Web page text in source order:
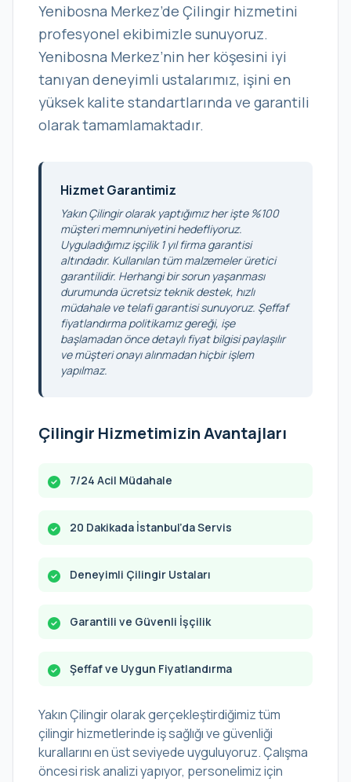
Yenibosna Merkez’de Çilingir hizmetini
profesyonel ekibimizle sunuyoruz.
Yenibosna Merkez’nin her köşesini iyi
tanıyan deneyimli ustalarımız, işini en
yüksek kalite standartlarında ve garantili
olarak tamamlamaktadır.
Hizmet Garantimiz
Yakın Çilingir olarak yaptığımız her işte %100
müşteri memnuniyetini hedefliyoruz.
Uyguladığımız işçilik 1 yıl firma garantisi
altındadır. Kullanılan tüm malzemeler üretici
garantilidir. Herhangi bir sorun yaşanması
durumunda ücretsiz teknik destek, hızlı
müdahale ve telafi garantisi sunuyoruz. Şeffaf
fiyatlandırma politikamız gereği, işe
başlamadan önce detaylı fiyat bilgisi paylaşılır
ve müşteri onayı alınmadan hiçbir işlem
yapılmaz.
Çilingir Hizmetimizin Avantajları
7/24 Acil Müdahale
20 Dakikada İstanbul’da Servis
Deneyimli Çilingir Ustaları
Garantili ve Güvenli İşçilik
Şeffaf ve Uygun Fiyatlandırma
Yakın Çilingir olarak gerçekleştirdiğimiz tüm
çilingir hizmetlerinde iş sağlığı ve güvenliği
kurallarını en üst seviyede uyguluyoruz. Çalışma
öncesi risk analizi yapıyor, personelimiz için